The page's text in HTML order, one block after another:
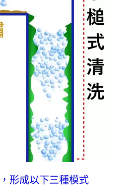
是 本機特色 人性化操
簡便，初次使用即可輕易
務完備，設備非人為保固
段週波功能：水槌、脈衝
遙控功能，另具備完整顯
。 具備功能：螺旋波脈衝
擊、脈衝剝離清洗、高穿
衝時間設定。 適用範圍：
園區大廠、民宿、旅館、
醫院、塑膠射出工廠、食
校。 水管清洗示意圖：
洗機 照片 機台管路
形成以下三種模式